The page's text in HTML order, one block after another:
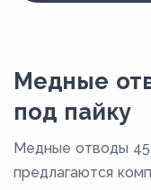
Медные
под пайку
Медные отводы 45
предлагаются